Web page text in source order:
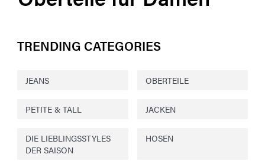
TRENDING CATEGORIES
JEANS OBERTEILE
PETITE & TALL JACKEN
DIE LIEBLINGSSTYLES
DER SAISON
HOSEN